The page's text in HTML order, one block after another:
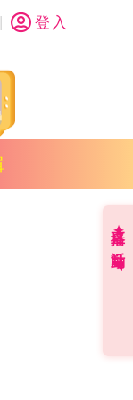
登入
直播✦活動